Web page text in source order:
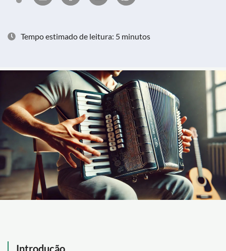
Tempo estimado de leitura: 5 minutos
Introdução